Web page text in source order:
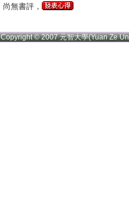
尚無書評，
Copyright © 2007 元智大學(Yuan Ze